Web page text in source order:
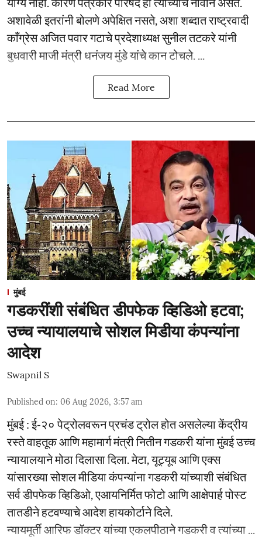
अशावेळी इतरांनी बोलणे अपेक्षित नसते, अशा शब्दात राष्ट्रवादी
काँग्रेस अजित पवार गटाचे प्रदेशाध्यक्ष सुनील तटकरे यांनी
बुधवारी माजी मंत्री धनंजय मुंडे यांचे कान टोचले. ...
Read More
मुंबई
गडकरींशी संबंधित डीपफेक व्हिडिओ हटवा;
उच्च न्यायालयाचे सोशल मिडीया कंपन्यांना
आदेश
Swapnil S
Published on: 06 Aug 2026, 3:57 am
मुंबई : ई-२० पेट्रोलवरून प्रचंड ट्रोल होत असलेल्या केंद्रीय
रस्ते वाहतूक आणि महामार्ग मंत्री नितीन गडकरी यांना मुंबई उच्च
न्यायालयाने मोठा दिलासा दिला. मेटा, यूट्यूब आणि एक्स
यांसारख्या सोशल मीडिया कंपन्यांना गडकरी यांच्याशी संबंधित
सर्व डीपफेक व्हिडिओ, एआयनिर्मित फोटो आणि आक्षेपार्ह पोस्ट
तातडीने हटवण्याचे आदेश हायकोर्टाने दिले.
न्यायमूर्ती आरिफ डॉक्टर यांच्या एकलपीठाने गडकरी व त्यांच्या ...